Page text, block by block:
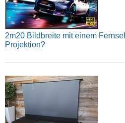
2m20 Bildbreite mit einem
Projektion?